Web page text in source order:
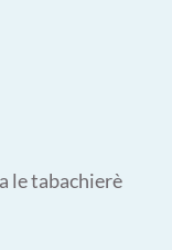
le tabachierè